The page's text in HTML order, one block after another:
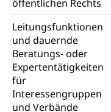
öffentlichen Rechts
Leitungsfunktionen
und dauernde
Beratungs- oder
Expertentätigkeiten
für
Interessengruppen
und Verbände
Kinder-
IV für Kinder
Pflege / Pflegeheim
Hauspflege,
Betreuung von
Religion
Kirche,